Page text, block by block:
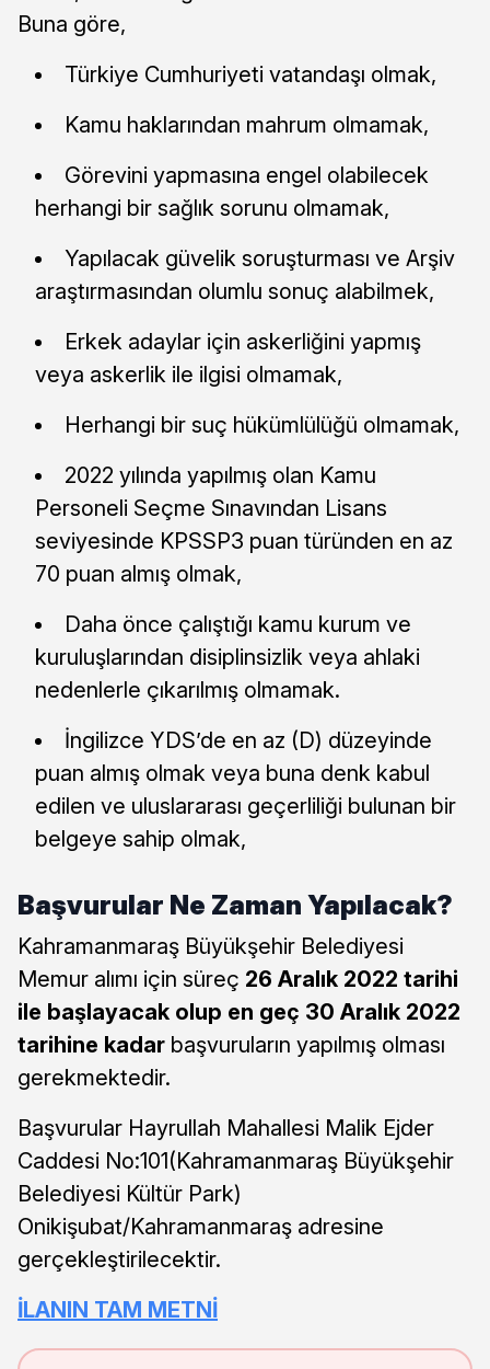
Buna göre,
Türkiye Cumhuriyeti vatandaşı olmak,
Kamu haklarından mahrum olmamak,
Görevini yapmasına engel olabilecek
herhangi bir sağlık sorunu olmamak,
Yapılacak güvelik soruşturması ve Arşiv
araştırmasından olumlu sonuç alabilmek,
Erkek adaylar için askerliğini yapmış
veya askerlik ile ilgisi olmamak,
Herhangi bir suç hükümlülüğü olmamak,
2022 yılında yapılmış olan Kamu
Personeli Seçme Sınavından Lisans
seviyesinde KPSSP3 puan türünden en az
70 puan almış olmak,
Daha önce çalıştığı kamu kurum ve
kuruluşlarından disiplinsizlik veya ahlaki
nedenlerle çıkarılmış olmamak.
İngilizce YDS’de en az (D) düzeyinde
puan almış olmak veya buna denk kabul
edilen ve uluslararası geçerliliği bulunan bir
belgeye sahip olmak,
Başvurular Ne Zaman Yapılacak?
Kahramanmaraş Büyükşehir Belediyesi
Memur alımı için süreç 26 Aralık 2022 tarihi
ile başlayacak olup en geç 30 Aralık 2022
tarihine kadar başvuruların yapılmış olması
gerekmektedir.
Başvurular Hayrullah Mahallesi Malik Ejder
Caddesi No:101(Kahramanmaraş Büyükşehir
Belediyesi Kültür Park)
Onikişubat/Kahramanmaraş adresine
gerçekleştirilecektir.
İLANIN TAM METNİ